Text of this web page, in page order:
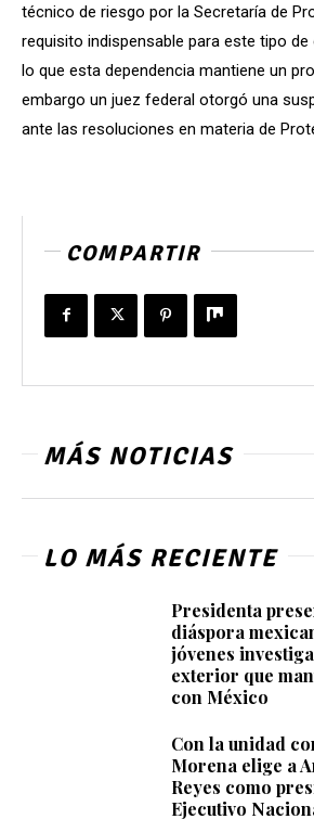
técnico de riesgo por la Secretaría de
requisito indispensable para este tipo
lo que esta dependencia mantiene un
embargo un juez federal otorgó una
ante las resoluciones en materia de
COMPARTIR
MÁS NOTICIAS
LO MÁS RECIENTE
Presidenta
diáspora
jóvenes
exterior que
con México
Con la unidad
Morena elige a
Reyes como
Ejecutivo